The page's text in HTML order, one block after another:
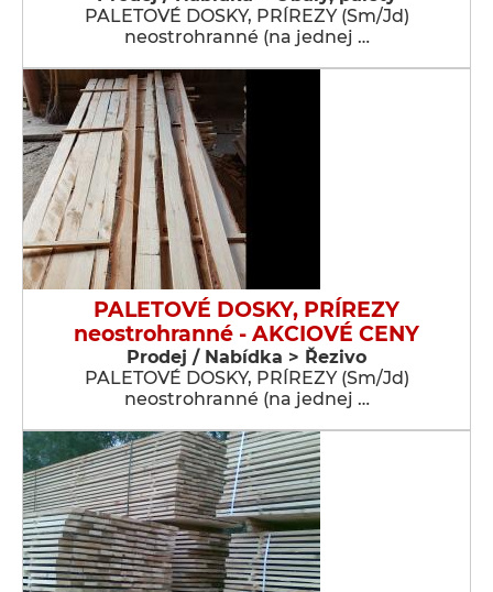
PALETOVÉ DOSKY, PRÍREZY (Sm/Jd)
neostrohranné (na jednej …
PALETOVÉ DOSKY, PRÍREZY
neostrohranné - AKCIOVÉ CENY
Prodej / Nabídka > Řezivo
PALETOVÉ DOSKY, PRÍREZY (Sm/Jd)
neostrohranné (na jednej …